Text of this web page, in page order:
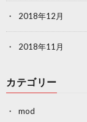
2018年12月
2018年11月
カテゴリー
mod